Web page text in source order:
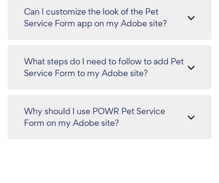
Can I customize the look of the Pet
Service Form app on my Adobe site?
What steps do I need to follow to add Pet
Service Form to my Adobe site?
Why should I use POWR Pet Service
Form on my Adobe site?